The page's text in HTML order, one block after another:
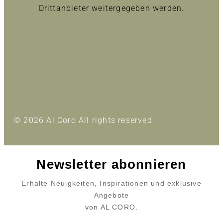
Drittanbieter weitergegeben werden.
© 2026 Al Coro All rights reserved
Newsletter abonnieren
Erhalte Neuigkeiten, Inspirationen und exklusive
Angebote
von AL CORO.